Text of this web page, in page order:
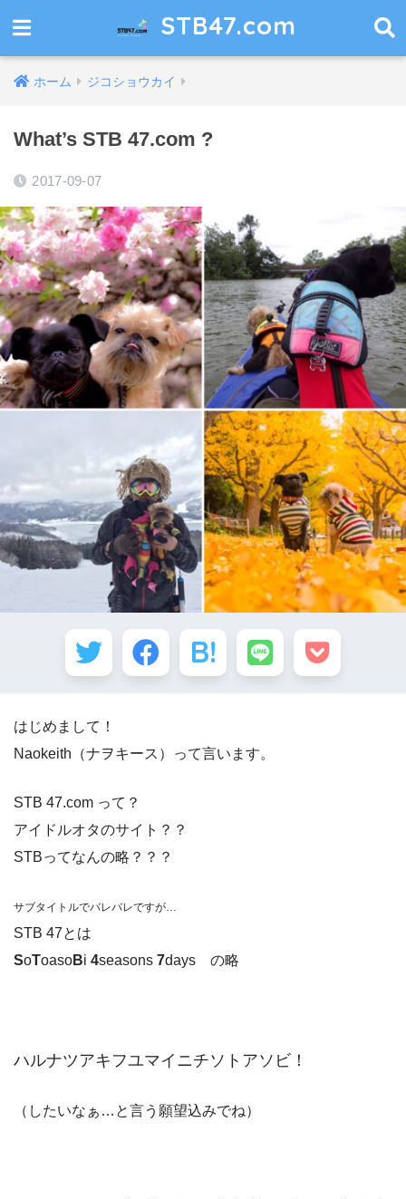
STB47.com
ホーム ジコショウカイ
What’s STB 47.com ?
2017-09-07
はじめまして！
Naokeith（ナヲキース）って言います。
STB 47.com って？
アイドルオタのサイト？？
STBってなんの略？？？
サブタイトルでバレバレですが…
STB 47とは
SoToasoBi 4seasons 7days の略
ハルナツアキフユマイニチソトアソビ！
（したいなぁ…と言う願望込みでね）